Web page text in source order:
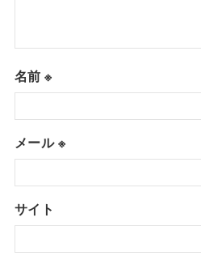
名前※
メール※
サイト